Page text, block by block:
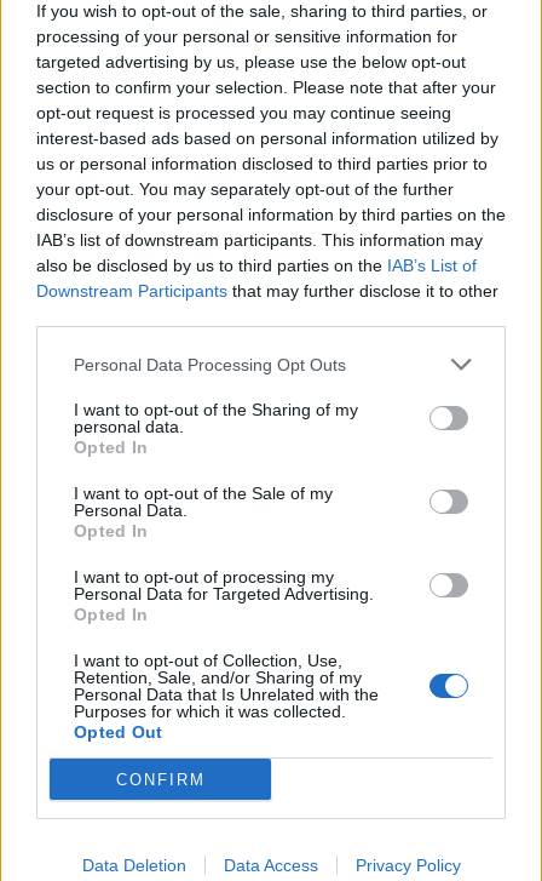
If you wish to opt-out of the sale, sharing to third parties, or
processing of your personal or sensitive information for
targeted advertising by us, please use the below opt-out
section to confirm your selection. Please note that after your
opt-out request is processed you may continue seeing
interest-based ads based on personal information utilized by
us or personal information disclosed to third parties prior to
your opt-out. You may separately opt-out of the further
disclosure of your personal information by third parties on the
IAB’s list of downstream participants. This information may
also be disclosed by us to third parties on the IAB’s List of
Downstream Participants that may further disclose it to other
Personal Data Processing Opt Outs
I want to opt-out of the Sharing of my
personal data.
Opted In
I want to opt-out of the Sale of my
Personal Data.
Opted In
I want to opt-out of processing my
Personal Data for Targeted Advertising.
Opted In
I want to opt-out of Collection, Use,
Retention, Sale, and/or Sharing of my
Personal Data that Is Unrelated with the
Purposes for which it was collected.
Opted Out
CONFIRM
Data Deletion Data Access Privacy Policy
Αλατσατιανών
19:02
Ιωάννα Τούνη: Τα γενέθλιά της και οι ευχές του
συντρόφου της
Υπεγράφη από τον Ευ. Τουρνά η επαύξηση των ωρών
απασχόλησης των εποχικών πυροσβεστών
18:52
Πυρκαγιά στο Κοκκινόχωμα Καβάλας: 4 αεροσκάφη και
ένα ελικόπτερο στη μάχη με τις φλόγες – Ήχησε το 112
ΠΕΡΙΣΣΟΤΕΡΑ
ΣΧΕΤΙΚA AΡΘΡΑ
Καβάλα: Έσβησε η φωτιά στο
Καβάλα: Έσβησε η φωτιά στο
Κοκκινόχωμα
282 πυρόπληκτα ζώα διασώθηκαν στη φωτιά της
ΕΛΛAΔΑ
282 πυρόπληκτα ζώα διασώθηκαν
282 πυρόπληκτα ζώα
Αττικοβοιωτίας